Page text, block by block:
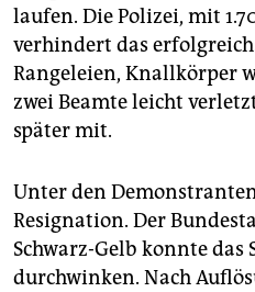
laufen. Die Polizei, mit
verhindert das
Rangeleien, Knallkörper
zwei Beamte leicht
später mit.
Unter den
Resignation. Der
Schwarz-Gelb konnte
durchwinken. Nach